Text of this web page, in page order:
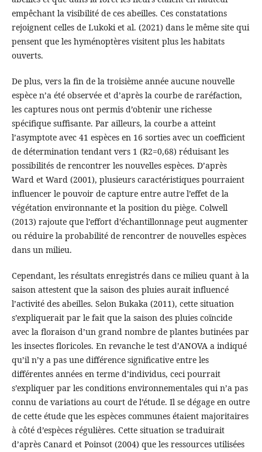
empêchant la visibilité de ces abeilles. Ces constatations
rejoignent celles de Lukoki et al. (2021) dans le même site qui
pensent que les hyménoptères visitent plus les habitats
ouverts.
De plus, vers la fin de la troisième année aucune nouvelle
espèce n’a été observée et d’après la courbe de raréfaction,
les captures nous ont permis d’obtenir une richesse
spécifique suffisante. Par ailleurs, la courbe a atteint
l’asymptote avec 41 espèces en 16 sorties avec un coefficient
de détermination tendant vers 1 (R2=0,68) réduisant les
possibilités de rencontrer les nouvelles espèces. D’après
Ward et Ward (2001), plusieurs caractéristiques pourraient
influencer le pouvoir de capture entre autre l’effet de la
végétation environnante et la position du piège. Colwell
(2013) rajoute que l’effort d’échantillonnage peut augmenter
ou réduire la probabilité de rencontrer de nouvelles espèces
dans un milieu.
Cependant, les résultats enregistrés dans ce milieu quant à la
saison attestent que la saison des pluies aurait influencé
l’activité des abeilles. Selon Bukaka (2011), cette situation
s’expliquerait par le fait que la saison des pluies coïncide
avec la floraison d’un grand nombre de plantes butinées par
les insectes floricoles. En revanche le test d’ANOVA a indiqué
qu’il n’y a pas une différence significative entre les
différentes années en terme d’individus, ceci pourrait
s’expliquer par les conditions environnementales qui n’a pas
connu de variations au court de l’étude. Il se dégage en outre
de cette étude que les espèces communes étaient majoritaires
à côté d’espèces régulières. Cette situation se traduirait
d’après Canard et Poinsot (2004) que les ressources utilisées